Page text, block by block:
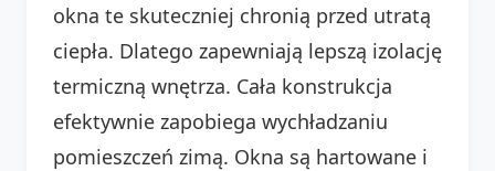
okna te skuteczniej chronią przed utratą
ciepła. Dlatego zapewniają lepszą izolację
termiczną wnętrza. Cała konstrukcja
efektywnie zapobiega wychładzaniu
pomieszczeń zimą. Okna są hartowane i